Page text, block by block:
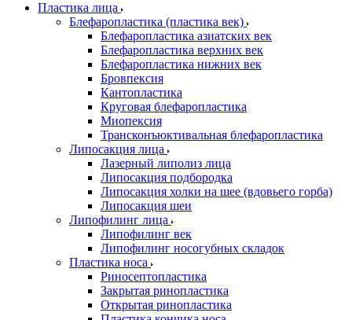
Пластика лица
Блефаропластика (пластика век)
Блефаропластика азиатских век
Блефаропластика верхних век
Блефаропластика нижних век
Бровпексия
Кантопластика
Круговая блефаропластика
Миопексия
Трансконъюктивальная блефаропластика
Липосакция лица
Лазерный липолиз лица
Липосакция подбородка
Липосакция холки на шее (вдовьего горба)
Липосакция шеи
Липофилинг лица
Липофилинг век
Липофилинг носогубных складок
Пластика носа
Риносептопластика
Закрытая ринопластика
Открытая ринопластика